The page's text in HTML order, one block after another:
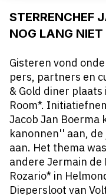
STERRENCHEF
NOG LANG
Gisteren vond
pers, partners en
& Gold diner
Room*.
Jacob Jan Boerma
kanonnen'' aan,
aan. Het thema
andere Jermain de
Rozario* in
Diepersloot van